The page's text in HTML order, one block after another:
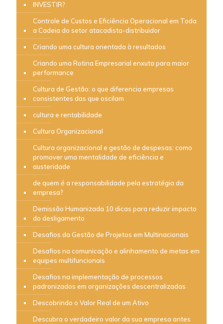
INVESTIR?
Controle de Custos e Eficiência Operacional em Toda
a Cadeia do setor atacadista-distribuidor
Criando uma cultura orientada à resultados
Criando uma Rotina Empresarial enxuta para maior
performance
Cultura de Gestão: o que diferencia empresas
consistentes das que oscilam
cultura e rentabilidade
Cultura Organizacional
Cultura organizacional e gestão de despesas: como
promover uma mentalidade de eficiência e
austeridade
de quem é a responsabilidade pela estratégia da
empresa?
Demissão Humanizada 10 dicas para reduzir impacto
do desligamento
Desafios da Gestão de Projetos em Multinacionais
Desafios na comunicação e alinhamento de metas em
equipes multifuncionais
Desafios na implementação de processos
padronizados em organizações descentralizadas
Descobrindo o Valor Real de um Ativo
Descubra o verdadeiro valor da sua empresa antes